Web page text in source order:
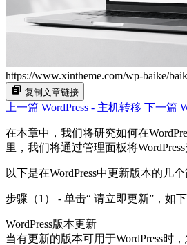
https://www.xintheme.com/wp-baike/
复制文章链接
上一篇 WordPress - 主机转移 下一篇
在本章中，我们将研究如何在
里，我们将通过管理面板将
以下是在WordPress中更新版本的几个
步骤（1） - 单击“ 请立即更新”，如
WordPress版本更新
当有更新的版本可用于WordPress时